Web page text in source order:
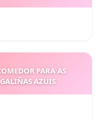
PARA AS
AZUIS